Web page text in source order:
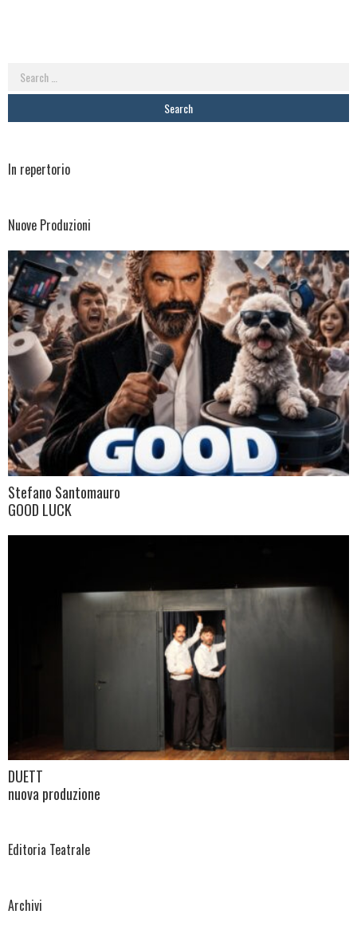
Search
for:
In repertorio
Nuove Produzioni
Stefano Santomauro
GOOD LUCK
DUETT
nuova produzione
Editoria Teatrale
Archivi